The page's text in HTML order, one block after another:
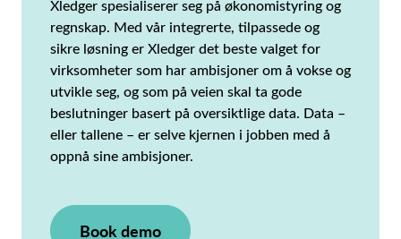
Xledger spesialiserer seg på økonomistyring og
regnskap. Med vår integrerte, tilpassede og
sikre løsning er Xledger det beste valget for
virksomheter som har ambisjoner om å vokse og
utvikle seg, og som på veien skal ta gode
beslutninger basert på oversiktlige data. Data –
eller tallene – er selve kjernen i jobben med å
oppnå sine ambisjoner.
Book demo